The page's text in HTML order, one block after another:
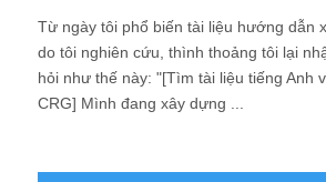
Từ ngày tôi phổ biến tài liệu hướng dẫn
do tôi nghiên cứu, thình thoảng tôi lại
hỏi như thế này: "[Tìm tài liệu tiếng Anh
CRG] Mình đang xây dựng ...